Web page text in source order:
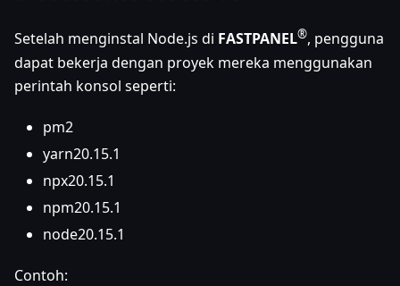
Setelah menginstal Node.js di FASTPANEL®, pengguna
dapat bekerja dengan proyek mereka menggunakan
perintah konsol seperti:
pm2
yarn20.15.1
npx20.15.1
npm20.15.1
node20.15.1
Contoh: